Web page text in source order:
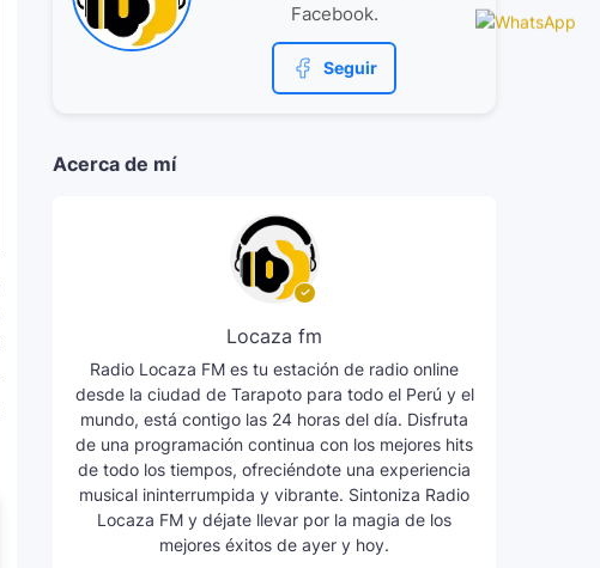
Facebook.
Seguir
Acerca de mí
Locaza fm
Radio Locaza FM es tu estación de radio online
desde la ciudad de Tarapoto para todo el Perú y el
mundo, está contigo las 24 horas del día. Disfruta
de una programación continua con los mejores hits
de todo los tiempos, ofreciéndote una experiencia
musical ininterrumpida y vibrante. Sintoniza Radio
Locaza FM y déjate llevar por la magia de los
mejores éxitos de ayer y hoy.